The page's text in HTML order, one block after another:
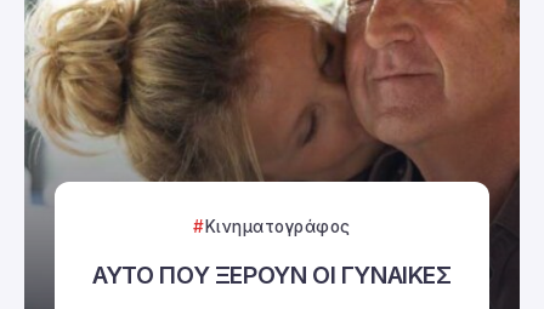
Κινηματογράφος
ΑΥΤΟ ΠΟΥ ΞΕΡΟΥΝ ΟΙ ΓΥΝΑΙΚΕΣ